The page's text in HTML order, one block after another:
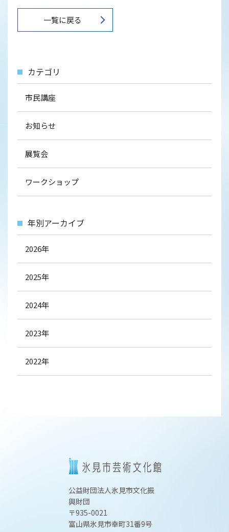
一覧に戻る
カテゴリ
市民講座
お知らせ
展覧会
ワークショップ
年別アーカイブ
2026年
2025年
2024年
2023年
2022年
公益財団法人氷見市文化振
興財団
〒935-0021
富山県氷見市幸町31番9号